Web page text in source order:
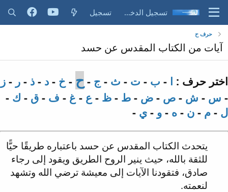
تسجيل الدخول تسجيل
حرف ح
آيات من الكتاب المقدس عن حسد
اختر حرف : ا - ب - ت - ث - ج - ح - خ - د - ذ - ر - ز
- س - ش - ص - ض - ط - ظ - ع - غ - ف - ق - ك -
ل - م - ن - ه - و - ي -
يتحدث الكتاب المقدس عن حسد باعتباره طريقًا حيًّا
للثقة بالله، حيث ينير الروح الطريق ويقود إلى رجاء
صادق، فتقودنا الآيات إلى معيشة ترضي الله وتشهد
لنعمته.